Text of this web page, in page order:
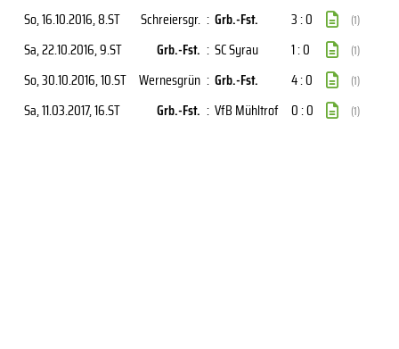
So, 16.10.2016, 8.ST Schreiersgr. : Grb.-Fst. 3 : 0 (1)
Sa, 22.10.2016, 9.ST Grb.-Fst. : SC Syrau 1 : 0 (1)
So, 30.10.2016, 10.ST Wernesgrün : Grb.-Fst. 4 : 0 (1)
Sa, 11.03.2017, 16.ST Grb.-Fst. : VfB Mühltrof 0 : 0 (1)